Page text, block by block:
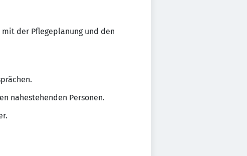
der Pflegeplanung und den
nahestehenden Personen.